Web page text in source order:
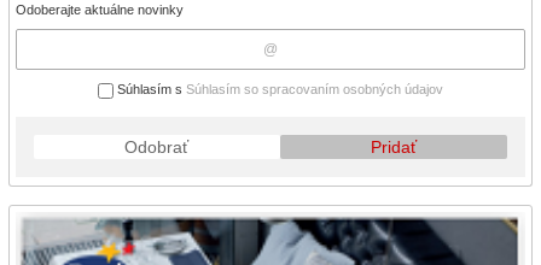
Odoberajte aktuálne novinky
Súhlasím s Súhlasím so spracovaním osobných údajov
Odobrať Pridať